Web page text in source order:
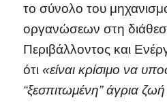
το σύνολο του
οργανώσεων στη
Περιβάλλοντος και
ότι «είναι κρίσιμο να
“ξεσπιτωμένη” άγρια